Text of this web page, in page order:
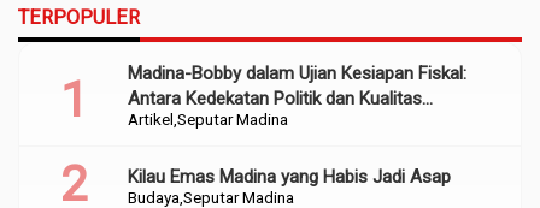
TERPOPULER
Artikel Seputar Madina
Madina-Bobby dalam Ujian Kesiapan Fiskal:
Antara Kedekatan Politik dan Kualitas
Perencanaan
Budaya Seputar Madina
Kilau Emas Madina yang Habis Jadi Asap